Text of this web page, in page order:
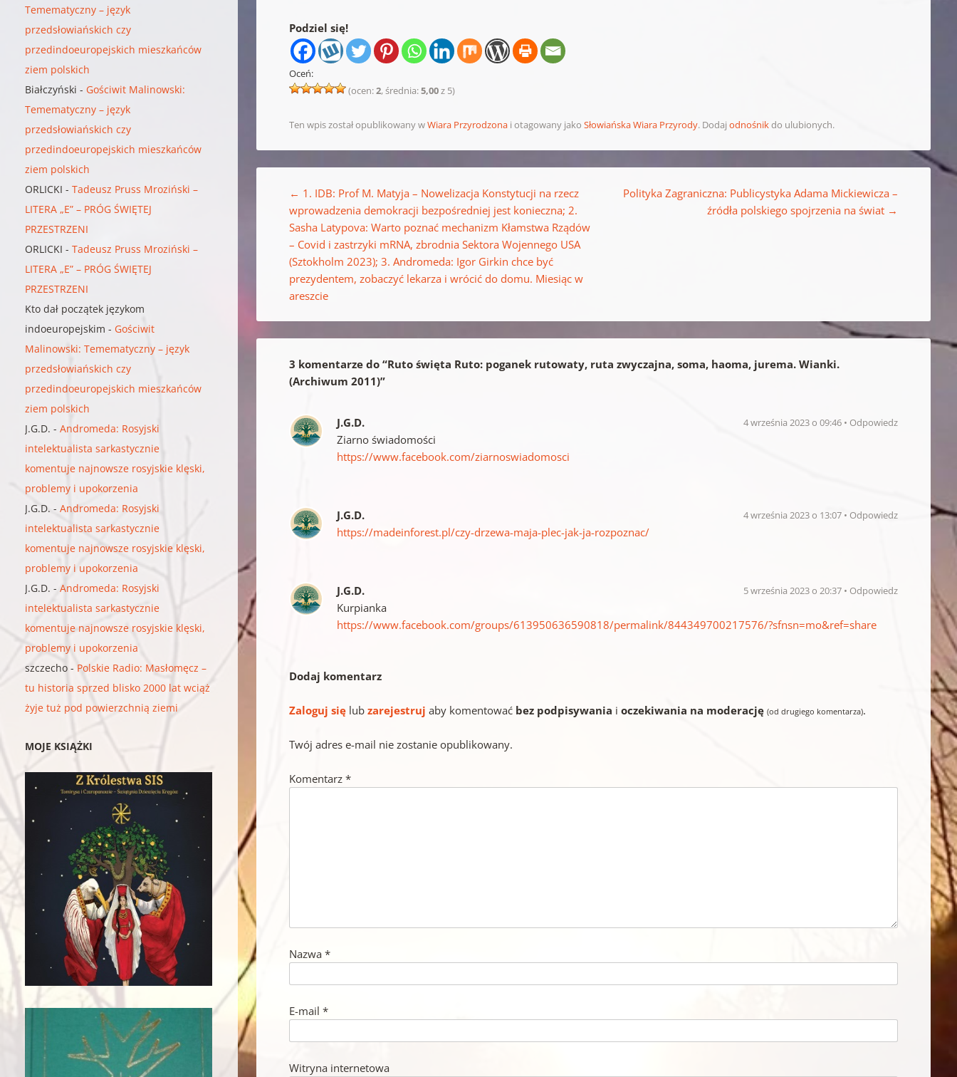
Podziel się!
Oceń:
(ocen:2, średnia:5,00z 5)
Ten wpis został opublikowany wWiara Przyrodzona i otagowany jakoSłowiańska Wiara Przyrody. Dodajodnośnikdo ulubionych.
← 1. IDB: Prof M. Matyja – Nowelizacja Konstytucji na rzecz
wprowadzenia demokracji bezpośredniej jest konieczna; 2.
Sasha Latypova: Warto poznać mechanizm Kłamstwa Rządów
– Covid i zastrzyki mRNA, zbrodnia Sektora Wojennego USA
(Sztokholm 2023); 3. Andromeda: Igor Girkin chce być
prezydentem, zobaczyć lekarza i wrócić do domu. Miesiąc w
areszcie
Polityka Zagraniczna: Publicystyka Adama Mickiewicza –
źródła polskiego spojrzenia na świat →
3 komentarze do “Ruto święta Ruto: poganek rutowaty, ruta zwyczajna, soma, haoma, jurema. Wianki.
(Archiwum 2011)”
J.G.D. 4 września 2023 o 09:46 Odpowiedz
Ziarno świadomości
https://www.facebook.com/ziarnoswiadomosci
J.G.D. 4 września 2023 o 13:07 Odpowiedz
https://madeinforest.pl/czy-drzewa-maja-plec-jak-ja-rozpoznac/
J.G.D. 5 września 2023 o 20:37 Odpowiedz
Kurpianka
https://www.facebook.com/groups/613950636590818/permalink/844349700217576/?sfnsn=mo&ref=share
Dodaj komentarz
Zaloguj się lubzarejestruj aby komentować bez podpisywania ioczekiwania na moderację (od drugiego komentarza).
Twój adres e-mail nie zostanie opublikowany.
Komentarz*
Nazwa*
E-mail*
Witryna internetowa
Temematyczny – język
przedsłowiańskich czy
przedindoeuropejskich mieszkańców
ziem polskich
Białczyński - Gościwit Malinowski:
Temematyczny – język
przedsłowiańskich czy
przedindoeuropejskich mieszkańców
ziem polskich
ORLICKI -Tadeusz Pruss Mroziński –
LITERA „E” – PRÓG ŚWIĘTEJ
PRZESTRZENI
ORLICKI -Tadeusz Pruss Mroziński –
LITERA „E” – PRÓG ŚWIĘTEJ
PRZESTRZENI
Kto dał początek językom
indoeuropejskim - Gościwit
Malinowski: Temematyczny – język
przedsłowiańskich czy
przedindoeuropejskich mieszkańców
ziem polskich
J.G.D. -Andromeda: Rosyjski
intelektualista sarkastycznie
komentuje najnowsze rosyjskie klęski,
problemy i upokorzenia
J.G.D. -Andromeda: Rosyjski
intelektualista sarkastycznie
komentuje najnowsze rosyjskie klęski,
problemy i upokorzenia
J.G.D. -Andromeda: Rosyjski
intelektualista sarkastycznie
komentuje najnowsze rosyjskie klęski,
problemy i upokorzenia
szczecho - Polskie Radio: Masłomęcz –
tu historia sprzed blisko 2000 lat wciąż
żyje tuż pod powierzchnią ziemi
MOJE KSIĄŻKI